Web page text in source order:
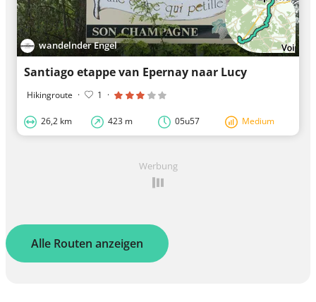
wandelnder Engel
Santiago etappe van Epernay naar Lucy
Hikingroute · 1 ·
26,2 km 423 m 05u57 Medium
Werbung
Alle Routen anzeigen